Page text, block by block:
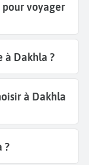
voyager
à Dakhla ?
à Dakhla
?